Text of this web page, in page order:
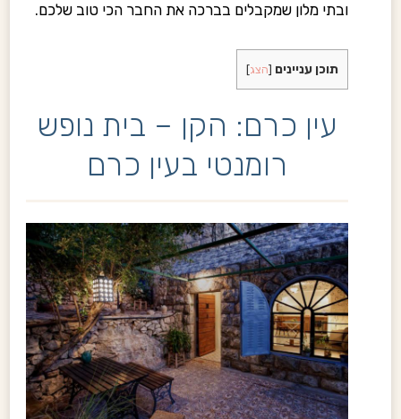
ובתי מלון שמקבלים בברכה את החבר הכי טוב שלכם.
תוכן עניינים [הצג]
עין כרם: הקן – בית נופש
רומנטי בעין כרם